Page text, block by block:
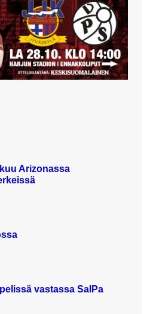
Arizonassa
vastassa SalPa